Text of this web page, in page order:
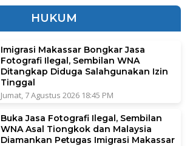
HUKUM
Imigrasi Makassar Bongkar Jasa
Fotografi Ilegal, Sembilan WNA
Ditangkap Diduga Salahgunakan Izin
Tinggal
Jumat, 7 Agustus 2026 18:45 PM
Buka Jasa Fotografi Ilegal, Sembilan
WNA Asal Tiongkok dan Malaysia
Diamankan Petugas Imigrasi Makassar